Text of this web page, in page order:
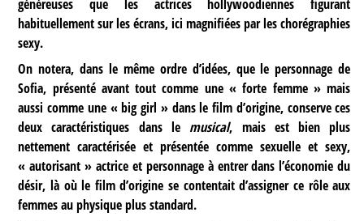
généreuses que les actrices hollywoodiennes figurant
habituellement sur les écrans, ici magnifiées par les chorégraphies
sexy.
On notera, dans le même ordre d’idées, que le personnage de
Sofia, présenté avant tout comme une « forte femme » mais
aussi comme une « big girl » dans le film d’origine, conserve ces
deux caractéristiques dans le musical, mais est bien plus
nettement caractérisée et présentée comme sexuelle et sexy,
« autorisant » actrice et personnage à entrer dans l’économie du
désir, là où le film d’origine se contentait d’assigner ce rôle aux
femmes au physique plus standard.